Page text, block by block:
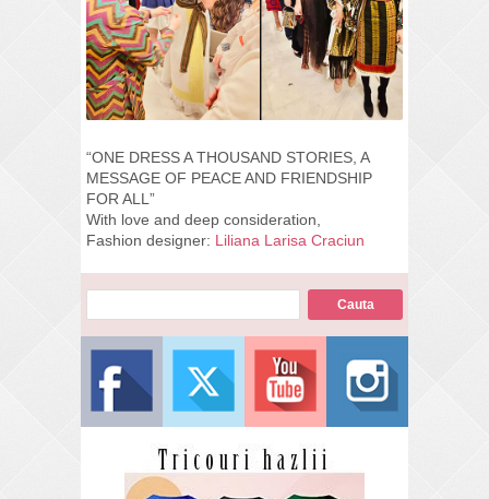
“ONE DRESS A THOUSAND STORIES, A
MESSAGE OF PEACE AND FRIENDSHIP
FOR ALL”
With love and deep consideration,
Fashion designer: Liliana Larisa Craciun